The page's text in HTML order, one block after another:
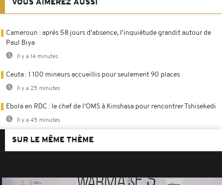
VOUS AIMEREZ AUSSI
Cameroun : après 58 jours d'absence, l'inquiétude grandit autour de
Paul Biya
Il y a 14 minutes
Ceuta : 1 100 mineurs accueillis pour seulement 90 places
Il y a 25 minutes
Ebola en RDC : le chef de l'OMS à Kinshasa pour rencontrer Tshisekedi
Il y a 45 minutes
SUR LE MÊME THÈME